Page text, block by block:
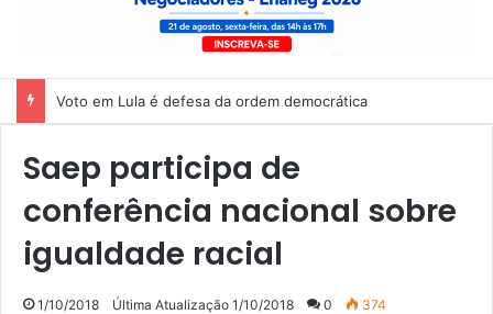
Voto em Lula é defesa da ordem democrática
Saep participa de
conferência nacional sobre
igualdade racial
1/10/2018 Última Atualização 1/10/2018 0 374